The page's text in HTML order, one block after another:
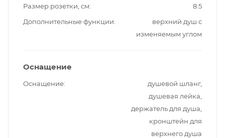
Размер розетки, см
8.5
Дополнительные функции
верхний душ с
изменяемым углом
Оснащение
Оснащение
душевой шланг,
душевая лейка,
держатель для душа,
кронштейн для
верхнего душа